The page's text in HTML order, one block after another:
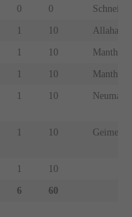
0 0
1 10 Allaham,
1 10 Manthey,
1 10
1 10
1 10 Geimer,
1 10
6 60